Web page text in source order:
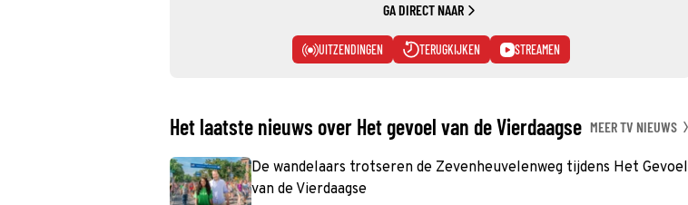
GA DIRECT NAAR
UITZENDINGEN TERUGKIJKEN STREAMEN
Het laatste nieuws over Het gevoel van de Vierdaagse MEER TV NIEUWS
De wandelaars trotseren de Zevenheuvelenweg tijdens Het Gevoel
van de Vierdaagse